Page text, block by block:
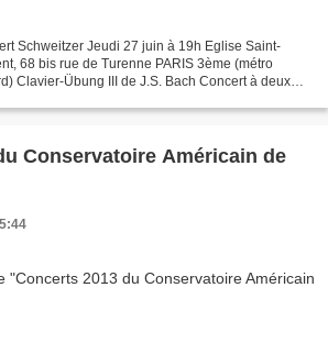
Schweitzer Jeudi 27 juin à 19h Eglise Saint-
68 bis rue de Turenne PARIS 3ème (métro
Clavier-Übung III de J.S. Bach Concert à deux
Conservatoire Américain de